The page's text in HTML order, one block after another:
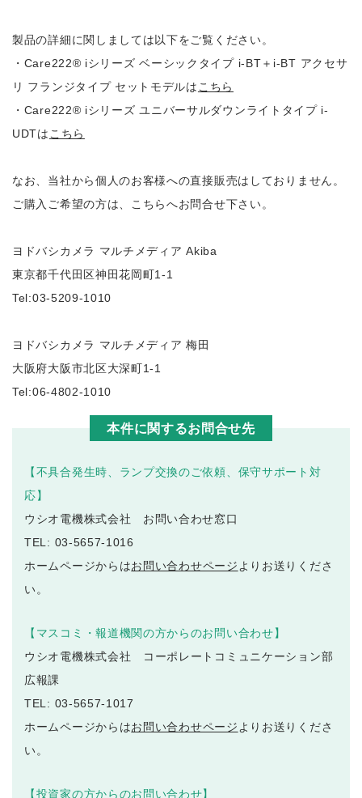
製品の詳細に関しましては以下をご覧ください。
・Care222® iシリーズ ベーシックタイプ i-BT＋i-BT アクセサ
リ フランジタイプ セットモデルは こちら
・Care222® iシリーズ ユニバーサルダウンライトタイプ i-
UDTは こちら
なお、当社から個人のお客様への直接販売はしておりません。
ご購入ご希望の方は、こちらへお問合せ下さい。
ヨドバシカメラ マルチメディア Akiba
東京都千代田区神田花岡町1-1
Tel:03-5209-1010
ヨドバシカメラ マルチメディア 梅田
大阪府大阪市北区大深町1-1
Tel:06-4802-1010
本件に関するお問合せ先
【不具合発生時、ランプ交換のご依頼、保守サポート対
応】
ウシオ電機株式会社 お問い合わせ窓口
TEL: 03-5657-1016
ホームページからはお問い合わせページ よりお送りくださ
い。
【マスコミ・報道機関の方からのお問い合わせ】
ウシオ電機株式会社 コーポレートコミュニケーション部
広報課
TEL: 03-5657-1017
ホームページからはお問い合わせページ よりお送りくださ
い。
【投資家の方からのお問い合わせ】